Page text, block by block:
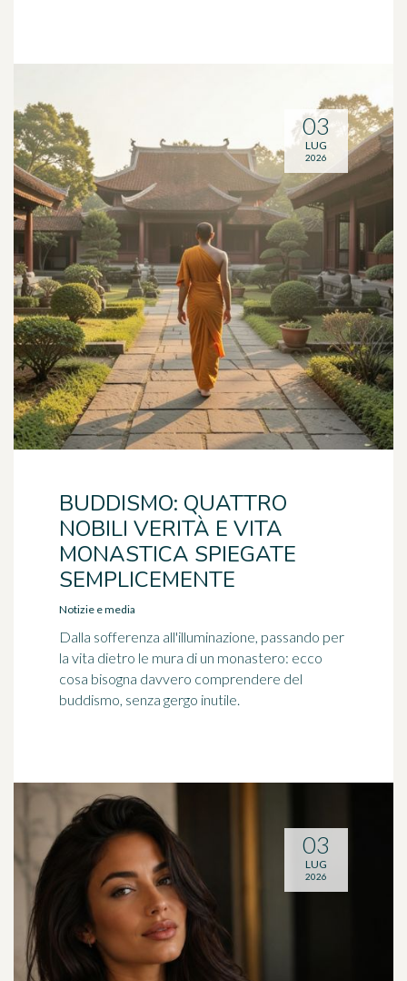
BUDDISMO: QUATTRO
NOBILI VERITÀ E VITA
MONASTICA SPIEGATE
SEMPLICEMENTE
Notizie e media
Dalla sofferenza all'illuminazione, passando per
la vita dietro le mura di un monastero: ecco
cosa bisogna davvero comprendere del
buddismo, senza gergo inutile.
03
LUG
2026
03
LUG
2026